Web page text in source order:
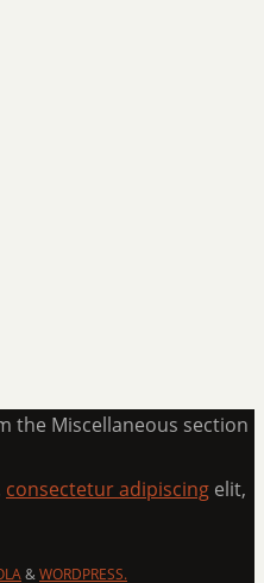
the Miscellaneous section
consectetur adipiscing elit,
&WORDPRESS.